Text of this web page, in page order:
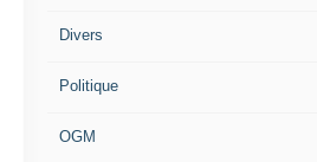
Divers
Politique
OGM